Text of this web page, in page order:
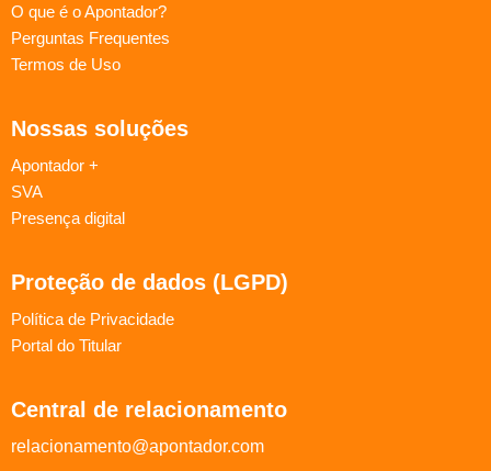
O que é o Apontador?
Perguntas Frequentes
Termos de Uso
Nossas soluções
Apontador +
SVA
Presença digital
Proteção de dados (LGPD)
Política de Privacidade
Portal do Titular
Central de relacionamento
relacionamento@apontador.com